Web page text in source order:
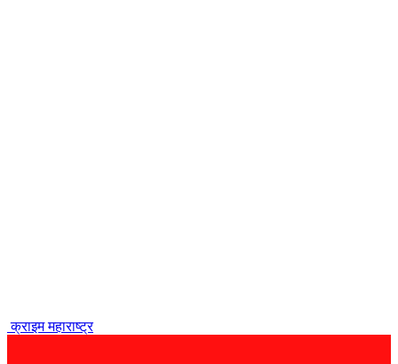
क्राइम महाराष्ट्र